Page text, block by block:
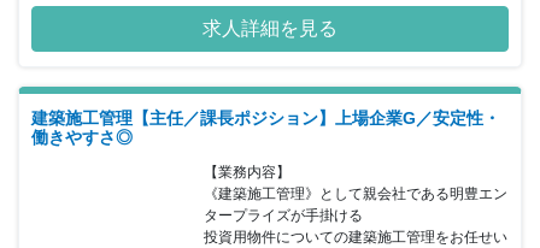
るプロフェッショナルを目指しており、真剣に《新宿No.1》を目指
し事業を拡大させ続けています。創業から16年間連続黒字を実現し
ており業績も好調に推移しています。現在は変革期を迎え第二創業
部門ともに抜本的な見直しと改革に着手をしており、会社の成長と
共に一緒に成長を目指して頂けるような方を募っています。従来の
方法や固定概念に囚われることなく、様々なことにチャレンジに出
来る環境が整っておりますので、チャレンジ志向の方にはぴったり
の職場環境がございます。また高水準の給与体系や、土日休みの完
全週休二日制になりますのでワークライフバランスを保ちながら働
けることも魅力となっています。
求人詳細を見る
建築施工管理【主任／課長ポジション】上場企業G／安定性・
働きやすさ◎
【業務内容】
《建築施工管理》として親会社である明豊エン
タープライズが手掛ける
投資用物件についての建築施工管理をお任せい